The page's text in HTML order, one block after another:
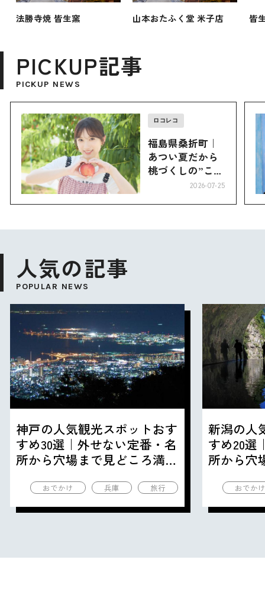
法勝寺焼 皆生窯 山本おたふく堂 米子店 皆
PICKUP記事
PICKUP NEWS
ロコレコ
福島県桑折町｜
あつい夏だから
桃づくしの”こお
2026-07-25
人気の記事
POPULAR NEWS
神戸の人気観光スポットおす
すめ30選｜外せない定番・名
所から穴場まで見どころ満載
おでかけ 兵庫 旅行
新潟の人
すめ20選
所から穴
おでか